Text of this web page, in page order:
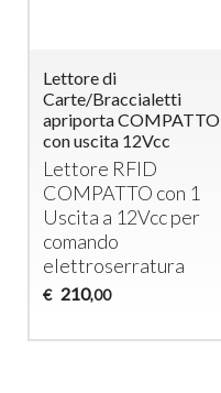
Lettore di
Carte/Braccialetti
apriporta COMPATTO
con uscita 12Vcc
Lettore RFID
COMPATTO con 1
Uscita a 12Vcc per
comando
elettroserratura
€ 210,00